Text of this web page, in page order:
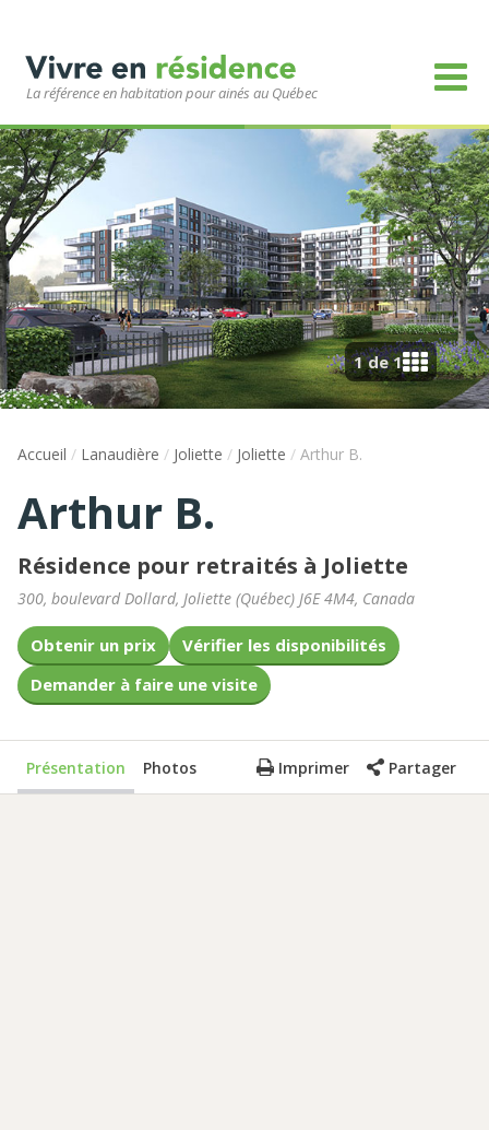
La référence en habitation pour ainés au Québec
1 de 1
Accueil / Lanaudière / Joliette / Joliette / Arthur B.
Arthur B.
Résidence pour retraités à Joliette
300, boulevard Dollard, Joliette (Québec) J6E 4M4, Canada
Obtenir un prix
Vérifier les disponibilités
Demander à faire une visite
Présentation Photos Imprimer Partager